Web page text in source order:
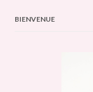
BIENVENUE